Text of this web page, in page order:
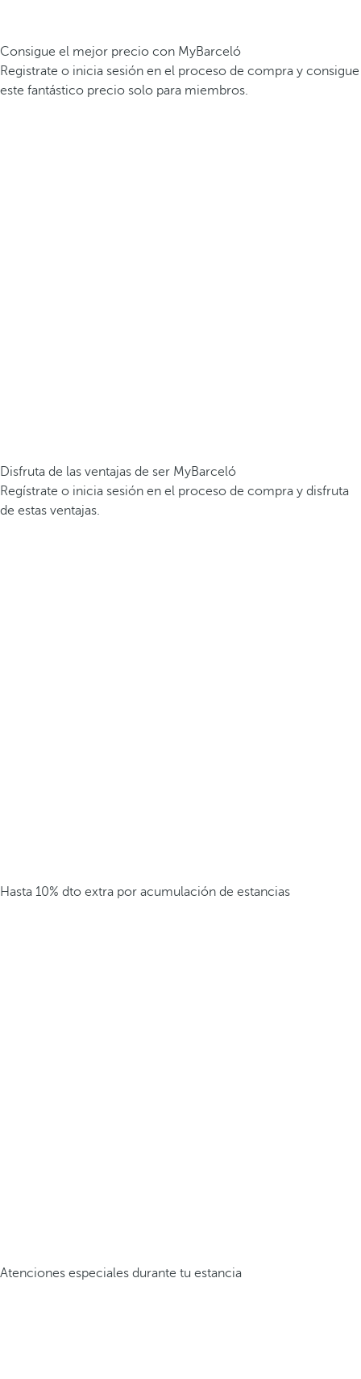
Consigue el mejor precio con MyBarceló
Registrate o inicia sesión en el proceso de compra y consigue
este fantástico precio solo para miembros.
Disfruta de las ventajas de ser MyBarceló
Regístrate o inicia sesión en el proceso de compra y disfruta
de estas ventajas.
Hasta 10% dto extra por acumulación de estancias
Atenciones especiales durante tu estancia